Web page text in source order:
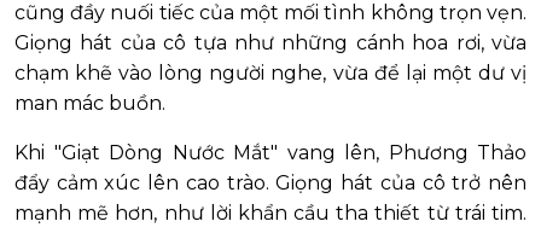
cũng đầy nuối tiếc của một mối tình không trọn vẹn.
Giọng hát của cô tựa như những cánh hoa rơi, vừa
chạm khẽ vào lòng người nghe, vừa để lại một dư vị
man mác buồn.
Khi "Giạt Dòng Nước Mắt" vang lên, Phương Thảo
đẩy cảm xúc lên cao trào. Giọng hát của cô trở nên
mạnh mẽ hơn, như lời khẩn cầu tha thiết từ trái tim.